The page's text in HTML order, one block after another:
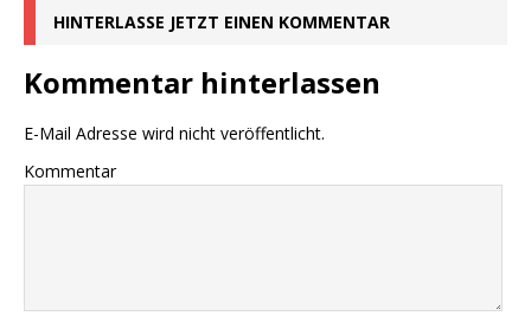
HINTERLASSE JETZT EINEN KOMMENTAR
Kommentar hinterlassen
E-Mail Adresse wird nicht veröffentlicht.
Kommentar